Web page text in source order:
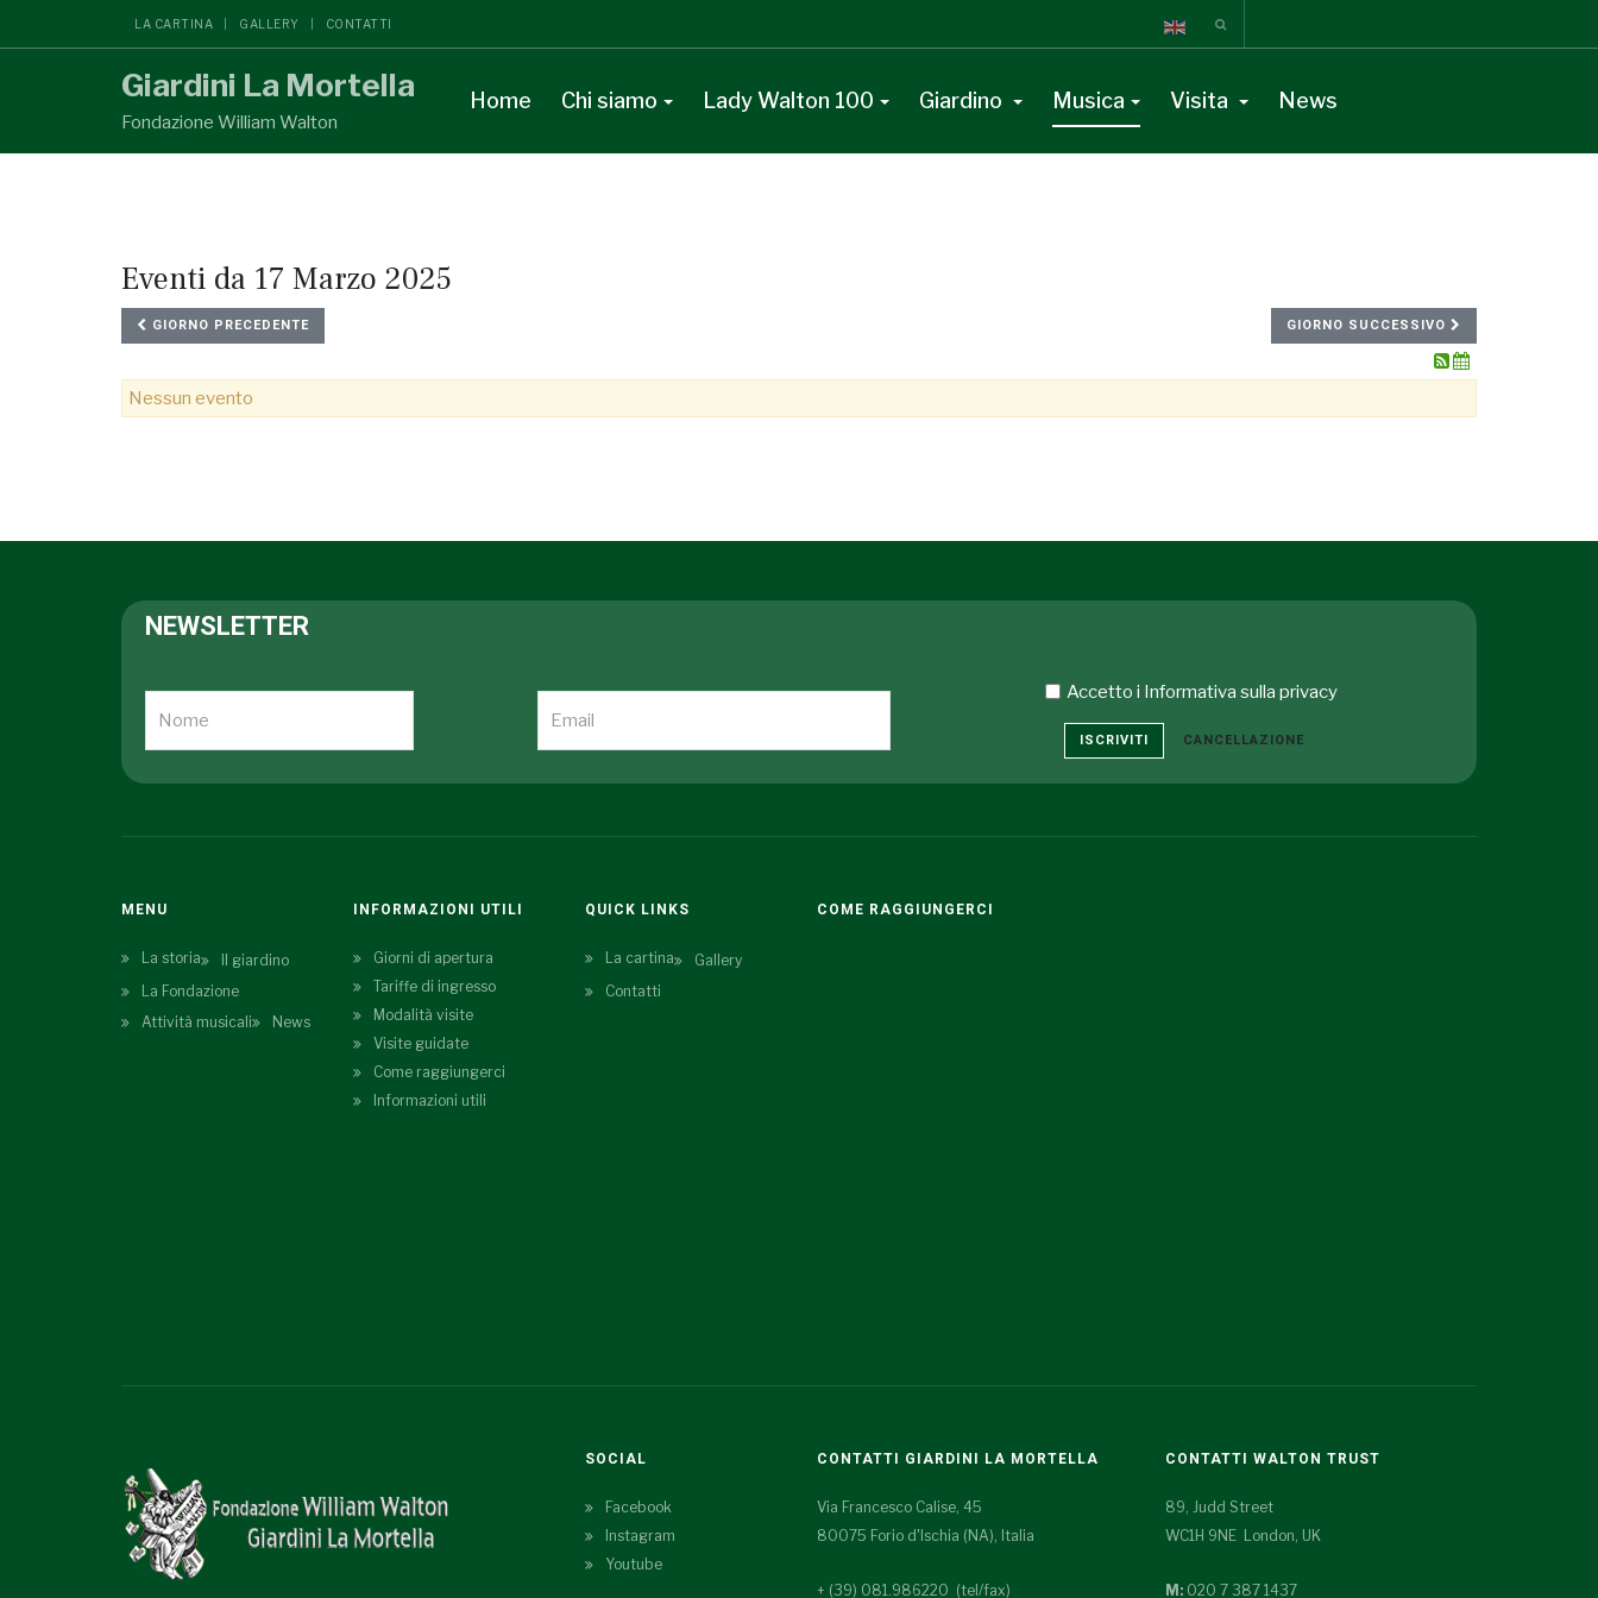
LA CARTINA GALLERY CONTATTI
Giardini La Mortella
Fondazione William Walton
Home Chi siamo Lady Walton 100 Giardino Musica Visita News
Eventi da 17 Marzo 2025
GIORNO PRECEDENTE GIORNO SUCCESSIVO
Nessun evento
NEWSLETTER
Accetto i Informativa sulla privacy
ISCRIVITI CANCELLAZIONE
MENU
La storia
Il giardino
La Fondazione
Attività musicali
News
INFORMAZIONI UTILI
Giorni di apertura
Tariffe di ingresso
Modalità visite
Visite guidate
Come raggiungerci
Informazioni utili
QUICK LINKS
La cartina
Gallery
Contatti
COME RAGGIUNGERCI
SOCIAL
Facebook
Instagram
Youtube
CONTATTI GIARDINI LA MORTELLA
Via Francesco Calise, 45
80075 Forio d'Ischia (NA), Italia
+ (39) 081.986220 (tel/fax)
CONTATTI WALTON TRUST
89, Judd Street
WC1H 9NE London, UK
M:020 7 387 1437